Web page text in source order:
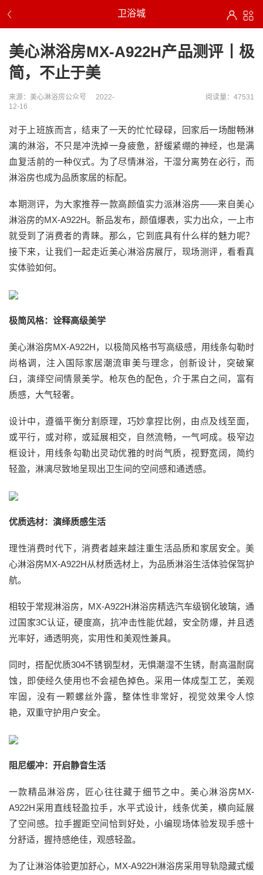
卫浴城
美心淋浴房MX-A922H产品测评丨极
简，不止于美
来源：美心淋浴房公众号
2022-
12-16
阅读量：47531
对于上班族而言，结束了一天的忙忙碌碌，回家后一场酣畅淋
漓的淋浴，不只是冲洗掉一身疲惫，舒缓紧绷的神经，也是满
血复活前的一种仪式。为了尽情淋浴，干湿分离势在必行，而
淋浴房也成为品质家居的标配。
本期测评，为大家推荐一款高颜值实力派淋浴房——来自美心
淋浴房的MX-A922H。新品发布，颜值爆表，实力出众，一上市
就受到了消费者的青睐。那么，它到底具有什么样的魅力呢？
接下来，让我们一起走近美心淋浴房展厅，现场测评，看看真
实体验如何。
极简风格：诠释高级美学
美心淋浴房MX-A922H，以极简风格书写高级感，用线条勾勒时
尚格调，注入国际家居潮流审美与理念，创新设计，突破窠
臼，演绎空间情景美学。枪灰色的配色，介于黑白之间，富有
质感，大气轻奢。
设计中，遵循平衡分割原理，巧妙拿捏比例，由点及线至面，
或平行，或对称，或延展相交，自然流畅，一气呵成。极窄边
框设计，用线条勾勒出灵动优雅的时尚气质，视野宽阔，简约
轻盈，淋漓尽致地呈现出卫生间的空间感和通透感。
优质选材：演绎质感生活
理性消费时代下，消费者越来越注重生活品质和家居安全。美
心淋浴房MX-A922H从材质选材上，为品质淋浴生活体验保驾护
航。
相较于常规淋浴房，MX-A922H淋浴房精选汽车级钢化玻璃，通
过国家3C认证，硬度高，抗冲击性能优越，安全防爆，并且透
光率好，通透明亮，实用性和美观性兼具。
同时，搭配优质304不锈钢型材，无惧潮湿不生锈，耐高温耐腐
蚀，即使经久使用也不会褪色掉色。采用一体成型工艺，美观
牢固，没有一颗螺丝外露，整体性非常好，视觉效果令人惊
艳，双重守护用户安全。
阻尼缓冲：开启静音生活
一款精品淋浴房，匠心往往藏于细节之中。美心淋浴房MX-
A922H采用直线轻盈拉手，水平式设计，线条优美，横向延展
了空间感。拉手握距空间恰到好处，小编现场体验发现手感十
分舒适，握持感绝佳，观感轻盈。
为了让淋浴体验更加舒心，MX-A922H淋浴房采用导轨隐藏式缓